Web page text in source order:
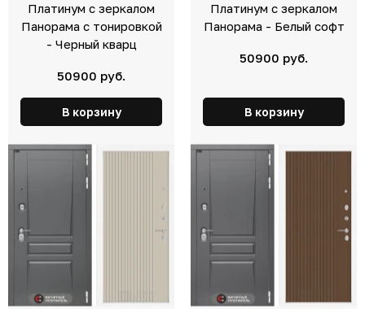
Платинум с зеркалом
Панорама с тонировкой
- Черный кварц
50900 руб.
В корзину
Платинум с зеркалом
Панорама - Белый софт
50900 руб.
В корзину